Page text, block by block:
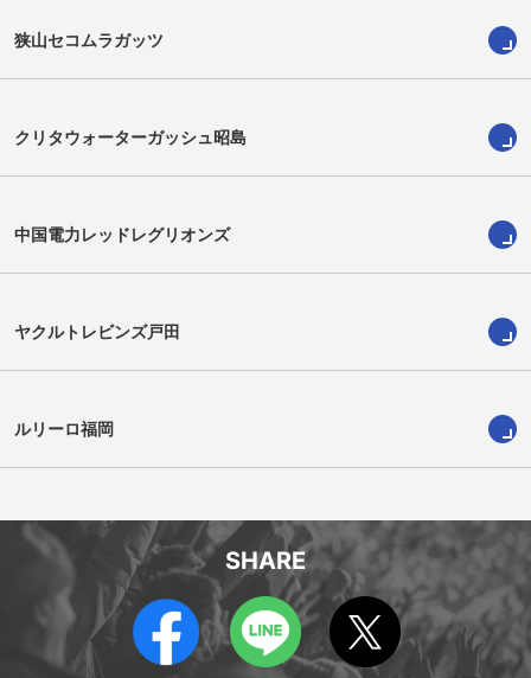
狭山セコムラガッツ
クリタウォーターガッシュ昭島
中国電力レッドレグリオンズ
ヤクルトレビンズ戸田
ルリーロ福岡
SHARE